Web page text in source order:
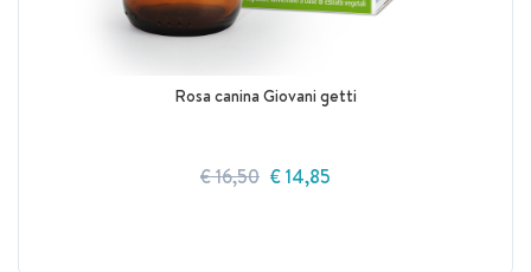
Rosa canina Giovani getti
€ 16,50 € 14,85